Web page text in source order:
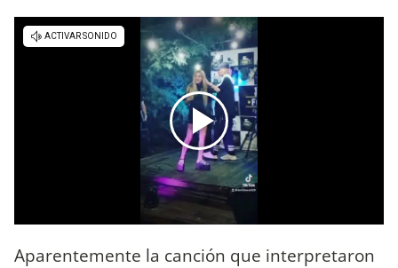
Aparentemente la canción que interpretaron